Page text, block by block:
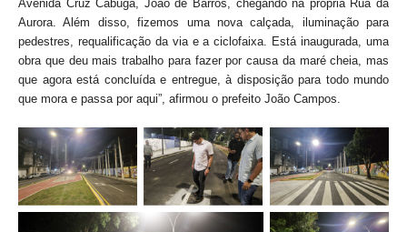
Avenida Cruz Cabugá, João de Barros, chegando na própria Rua da
Aurora. Além disso, fizemos uma nova calçada, iluminação para
pedestres, requalificação da via e a ciclofaixa. Está inaugurada, uma
obra que deu mais trabalho para fazer por causa da maré cheia, mas
que agora está concluída e entregue, à disposição para todo mundo
que mora e passa por aqui”, afirmou o prefeito João Campos.